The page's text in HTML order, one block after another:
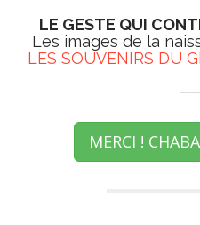
LE GESTE QUI
Les images de la
LES SOUVENIRS DU
MERCI !